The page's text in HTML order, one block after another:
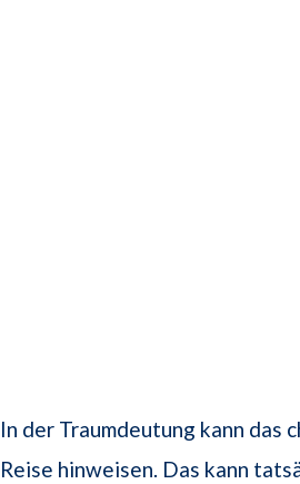
In der Traumdeutung kann das
Reise hinweisen. Das kann